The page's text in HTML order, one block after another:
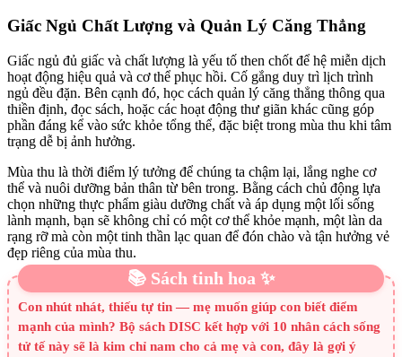
Giấc Ngủ Chất Lượng và Quản Lý Căng Thẳng
Giấc ngủ đủ giấc và chất lượng là yếu tố then chốt để hệ miễn dịch
hoạt động hiệu quả và cơ thể phục hồi. Cố gắng duy trì lịch trình
ngủ đều đặn. Bên cạnh đó, học cách quản lý căng thẳng thông qua
thiền định, đọc sách, hoặc các hoạt động thư giãn khác cũng góp
phần đáng kể vào sức khỏe tổng thể, đặc biệt trong mùa thu khi tâm
trạng dễ bị ảnh hưởng.
Mùa thu là thời điểm lý tưởng để chúng ta chậm lại, lắng nghe cơ
thể và nuôi dưỡng bản thân từ bên trong. Bằng cách chủ động lựa
chọn những thực phẩm giàu dưỡng chất và áp dụng một lối sống
lành mạnh, bạn sẽ không chỉ có một cơ thể khỏe mạnh, một làn da
rạng rỡ mà còn một tinh thần lạc quan để đón chào và tận hưởng vẻ
đẹp riêng của mùa thu.
📚 Sách tinh hoa ✨
Con nhút nhát, thiếu tự tin — mẹ muốn giúp con biết điểm
mạnh của mình? Bộ sách DISC kết hợp với 10 nhân cách sống
tử tế này sẽ là kim chỉ nam cho cả mẹ và con, đây là gợi ý